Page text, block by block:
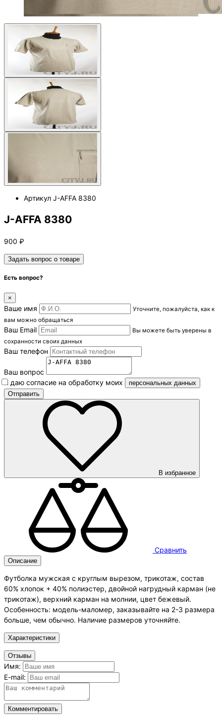
Артикул J-AFFA 8380
J-AFFA 8380
900 ₽
Задать вопрос о товаре
Есть вопрос?
×
Ваше имя
Уточните, пожалуйста, как к
вам можно обращаться
Ваш Email
Вы можете быть уверены в
сохранности своих данных
Ваш телефон
Ваш вопрос
Я даю согласие на обработку моих
персональных данных
В избранное
Сравнить
Описание
Футболка мужская с круглым вырезом, трикотаж, состав
60% хлопок + 40% полиэстер, двойной нагрудный карман (не
трикотаж), верхний карман на молнии, цвет бежевый.
Особенность: модель-маломер, заказывайте на 2-3 размера
больше, чем обычно. Наличие размеров уточняйте.
Характеристики
Отзывы
Имя:
E-mail:
Комментировать